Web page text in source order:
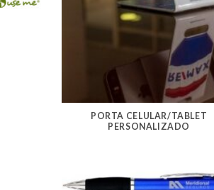
PORTA CELULAR/TABLET
PERSONALIZADO